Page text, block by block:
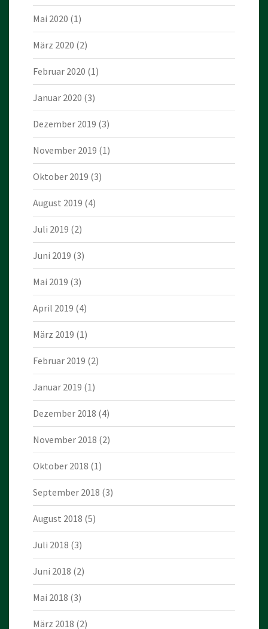
Mai 2020 (1)
März 2020 (2)
Februar 2020 (1)
Januar 2020 (3)
Dezember 2019 (3)
November 2019 (1)
Oktober 2019 (3)
August 2019 (4)
Juli 2019 (2)
Juni 2019 (3)
Mai 2019 (3)
April 2019 (4)
März 2019 (1)
Februar 2019 (2)
Januar 2019 (1)
Dezember 2018 (4)
November 2018 (2)
Oktober 2018 (1)
September 2018 (3)
August 2018 (5)
Juli 2018 (3)
Juni 2018 (2)
Mai 2018 (3)
März 2018 (2)